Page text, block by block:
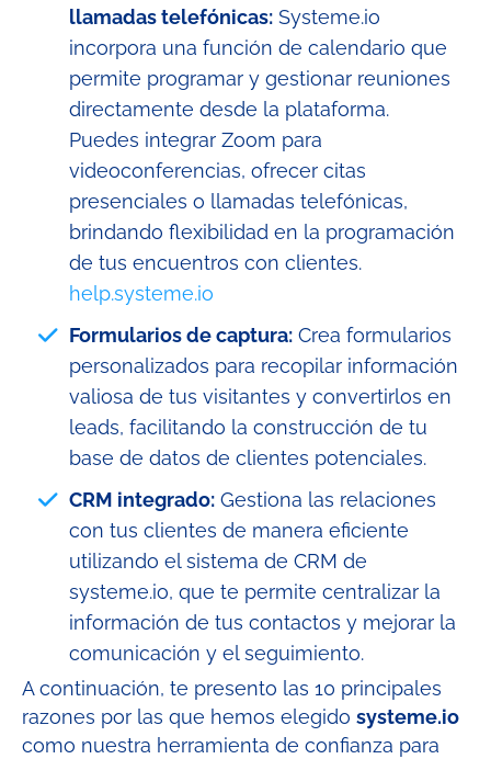
llamadas telefónicas: Systeme.io
incorpora una función de calendario que
permite programar y gestionar reuniones
directamente desde la plataforma.
Puedes integrar Zoom para
videoconferencias, ofrecer citas
presenciales o llamadas telefónicas,
brindando flexibilidad en la programación
de tus encuentros con clientes.
help.systeme.io
Formularios de captura: Crea formularios
personalizados para recopilar información
valiosa de tus visitantes y convertirlos en
leads, facilitando la construcción de tu
base de datos de clientes potenciales.
CRM integrado: Gestiona las relaciones
con tus clientes de manera eficiente
utilizando el sistema de CRM de
systeme.io, que te permite centralizar la
información de tus contactos y mejorar la
comunicación y el seguimiento.
A continuación, te presento las 10 principales
razones por las que hemos elegido systeme.io
como nuestra herramienta de confianza para